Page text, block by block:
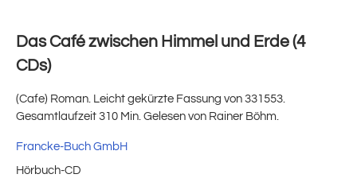
Das Café zwischen Himmel und Erde (4
CDs)
(Cafe) Roman. Leicht gekürzte Fassung von 331553.
Gesamtlaufzeit 310 Min. Gelesen von Rainer Böhm.
Francke-Buch GmbH
Hörbuch-CD